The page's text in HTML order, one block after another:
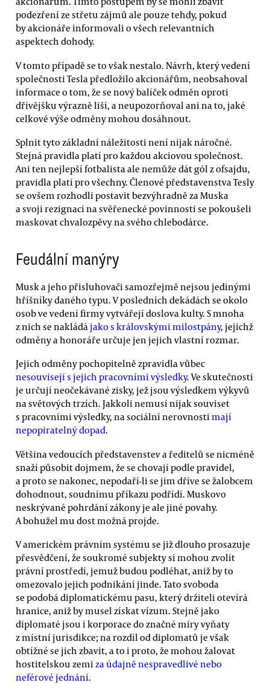
podezření ze střetu zájmů ale pouze tehdy, pokud
by akcionáře informovali o všech relevantních
aspektech dohody.
V tomto případě se to však nestalo. Návrh, který vedení
společnosti Tesla předložilo akcionářům, neobsahoval
informace o tom, že se nový balíček odměn oproti
dřívějšku výrazně liší, a neupozorňoval ani na to, jaké
celkové výše odměny mohou dosáhnout.
Splnit tyto základní náležitosti není nijak náročné.
Stejná pravidla platí pro každou akciovou společnost.
Ani ten nejlepší fotbalista ale nemůže dát gól z ofsajdu,
pravidla platí pro všechny. Členové představenstva Tesly
se ovšem rozhodli postavit bezvýhradně za Muska
a svoji rezignaci na svěřenecké povinnosti se pokoušeli
maskovat chvalozpěvy na svého chlebodárce.
Feudální manýry
Musk a jeho přisluhovači samozřejmě nejsou jedinými
hříšníky daného typu. V posledních dekádách se okolo
osob ve vedení firmy vytvářejí doslova kulty. S mnoha
z nich se nakládá jako s královskými milostpány, jejichž
odměny a honoráře určuje jen jejich vlastní rozmar.
Jejich odměny pochopitelně zpravidla vůbec
nesouvisejí s jejich pracovními výsledky. Ve skutečnosti
je určují neočekávané zisky, jež jsou výsledkem výkyvů
na světových trzích. Jakkoli nemusí nijak souviset
s pracovními výsledky, na sociální nerovnostimají
nepopiratelný dopad.
Většina vedoucích představenstev a ředitelů se nicméně
snaží působit dojmem, že se chovají podle pravidel,
a proto se nakonec, nepodaří-li se jim dříve se žalobcem
dohodnout, soudnímu příkazu podřídí. Muskovo
neskrývané pohrdání zákony je ale jiné povahy.
A bohužel mu dost možná projde.
V americkém právním systému se již dlouho prosazuje
přesvědčení, že soukromé subjekty si mohou zvolit
právní prostředí, jemuž budou podléhat, aniž by to
omezovalo jejich podnikání jinde. Tato svoboda
se podobá diplomatickému pasu, který držiteli otevírá
hranice, aniž by musel získat vízum. Stejně jako
diplomaté jsou i korporace do značné míry vyňaty
z místní jurisdikce; na rozdíl od diplomatů je však
obtížné se jich zbavit, a to i proto, že mohou žalovat
hostitelskou zemi za údajně nespravedlivé nebo
neférové jednání.